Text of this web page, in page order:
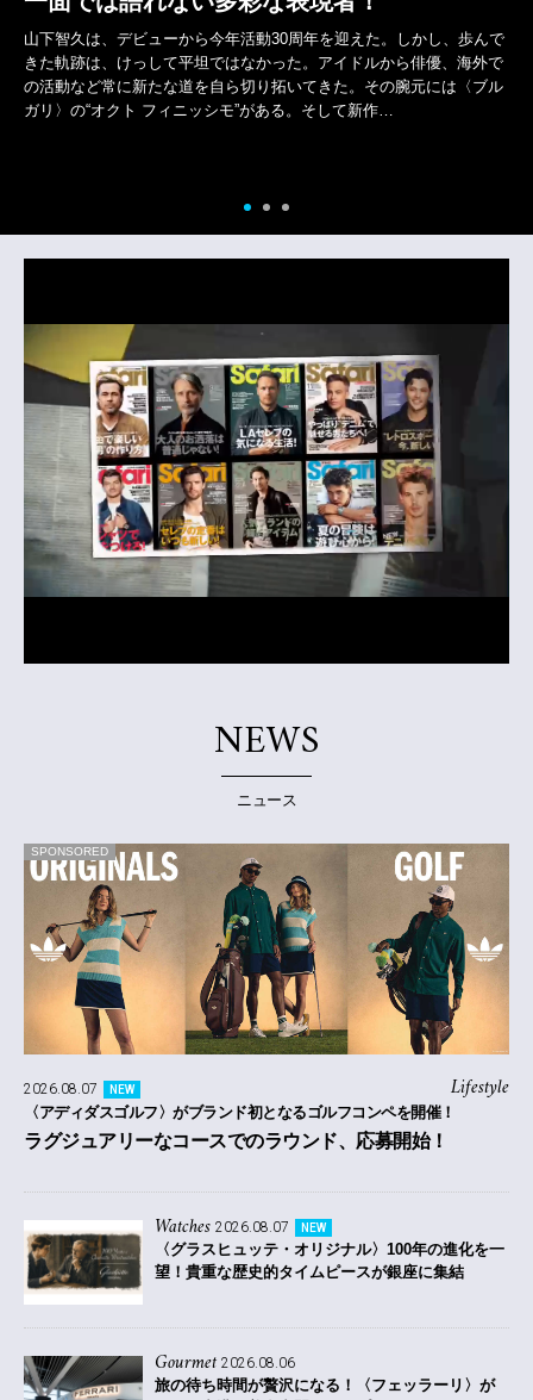
山下智久は、デビューから今年活動30周年を迎えた。しかし、歩んで
きた軌跡は、けっして平坦ではなかった。アイドルから俳優、海外で
の活動など常に新たな道を自ら切り拓いてきた。その腕元には〈ブル
ガリ〉の“オクト フィニッシモ”がある。そして新作…
NEWS
ニュース
SPONSORED
Lifestyle
2026.08.07 NEW
〈アディダスゴルフ〉がブランド初となるゴルフコンペを開催！
ラグジュアリーなコースでのラウンド、応募開始！
Watches 2026.08.07 NEW
〈グラスヒュッテ・オリジナル〉100年の進化を一
望！貴重な歴史的タイムピースが銀座に集結
Gourmet 2026.08.06
旅の待ち時間が贅沢になる！〈フェッラーリ〉が